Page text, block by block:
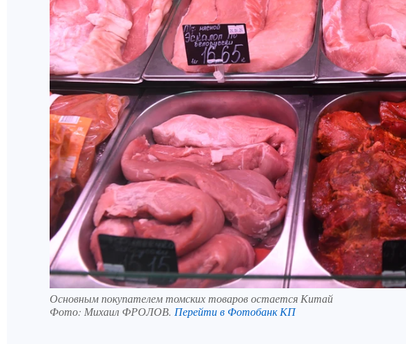
Основным покупателем томских товаров остается Китай
Фото: Михаил ФРОЛОВ. Перейти в Фотобанк КП